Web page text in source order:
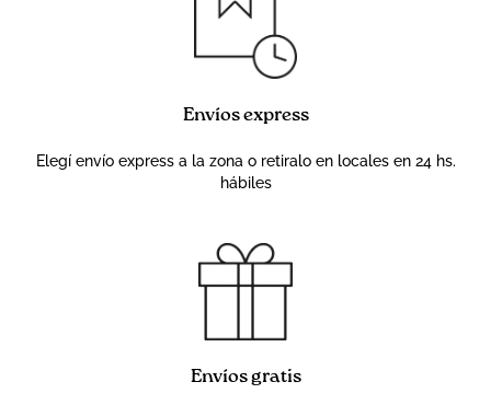
Envíos express
Elegí envío express a la zona o retiralo en locales en 24 hs.
hábiles
Envíos gratis